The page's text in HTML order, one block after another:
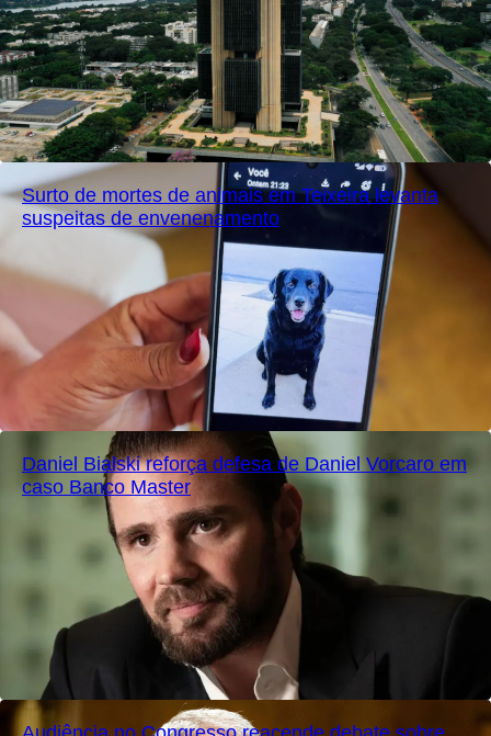
Surto de mortes de animais em Teixeira levanta
suspeitas de envenenamento
Daniel Bialski reforça defesa de Daniel Vorcaro em
caso Banco Master